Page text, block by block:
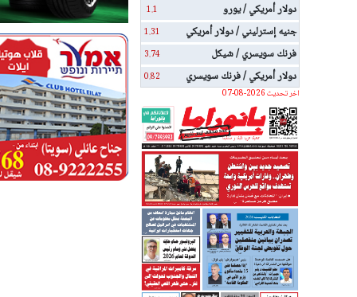
دولار أمريكي / يورو 1.1
جنيه إسترليني / دولار أمريكي 1.31
فرنك سويسري / شيكل 3.74
دولار أمريكي / فرنك سويسري
0.82
اخر تحديث 2026-08-07